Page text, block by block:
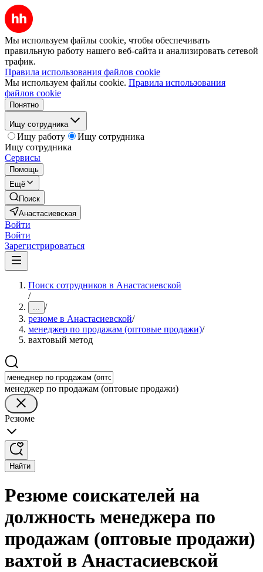
Мы используем файлы cookie, чтобы обеспечивать
правильную работу нашего веб-сайта и анализировать сетевой
трафик.
Правила использования файлов cookie
Мы используем файлы cookie. Правила использования
файлов cookie
Понятно
Ищу сотрудника
Ищу работу
Ищу сотрудника
Ищу сотрудника
Сервисы
Помощь
Ещё
Поиск
Анастасиевская
Войти
Войти
Зарегистрироваться
Поиск сотрудников в Анастасиевской
/
... /
резюме в Анастасиевской/
менеджер по продажам (оптовые продажи)/
вахтовый метод
менеджер по продажам (оптовые продажи)
Резюме
Найти
Резюме соискателей на
должность менеджера по
продажам (оптовые продажи)
вахтой в Анастасиевской